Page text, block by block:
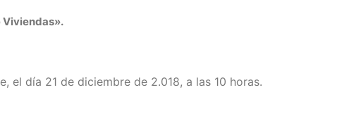
Viviendas».
el día 21 de diciembre de 2.018, a las 10 horas.